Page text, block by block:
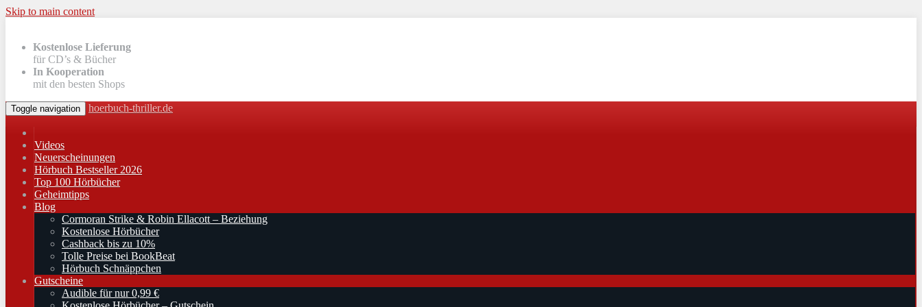
Skip to main content
Kostenlose Lieferung
für CD’s & Bücher
In Kooperation
mit den besten Shops
Toggle navigation hoerbuch-thriller.de
Videos
Neuerscheinungen
Hörbuch Bestseller 2026
Top 100 Hörbücher
Geheimtipps
Blog
Cormoran Strike & Robin Ellacott – Beziehung
Kostenlose Hörbücher
Cashback bis zu 10%
Tolle Preise bei BookBeat
Hörbuch Schnäppchen
Gutscheine
Audible für nur 0,99 €